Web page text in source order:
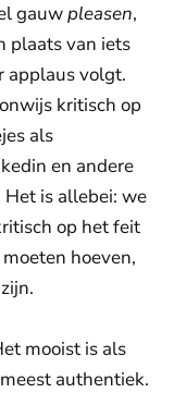
gauwpleasen,
plaats van iets
applaus volgt.
kritisch op
als
en andere
Het is allebei: we
op het feit
hoeven,
mooist is als
authentiek.